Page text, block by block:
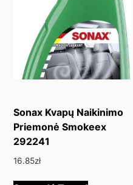
Sonax Kvapų Naikinimo
Priemonė Smokeex
292241
16.85zł